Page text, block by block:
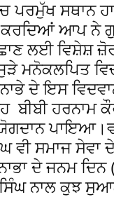
ਪਰਮੁੱਖ ਸਥਾਨ
ਆਪ ਨੇ
ਲਈ ਵਿਸ਼ੇਸ਼
ਮਨੋਕਲਪਿਤ
ਦੇ ਇਸ
ਬੀਬੀ ਹਰਨਾਮ
ਸਮਾਜ ਸੇਵਾ
ਦੇ ਜਨਮ
ਨਾਲ ਕੁਝ